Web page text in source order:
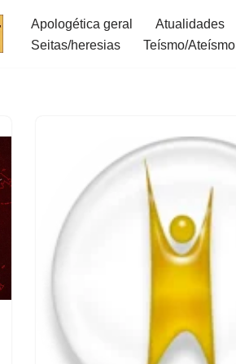
Apologética geral Atualidades
Seitas/heresias
Teísmo/Ateísmo